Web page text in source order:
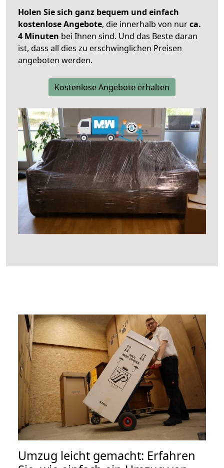
Holen Sie sich ganz bequem und einfach
kostenlose Angebote, die innerhalb von nurca.
4 Minuten bei Ihnen sind. Und das Beste daran
ist, dass all dies zu erschwinglichen Preisen
angeboten werden.
Kostenlose Angebote erhalten
Umzug leicht gemacht: Erfahren